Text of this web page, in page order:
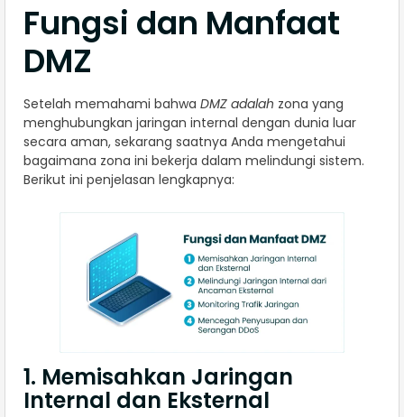
Fungsi dan Manfaat
DMZ
Setelah memahami bahwa DMZ adalah zona yang
menghubungkan jaringan internal dengan dunia luar
secara aman, sekarang saatnya Anda mengetahui
bagaimana zona ini bekerja dalam melindungi sistem.
Berikut ini penjelasan lengkapnya:
1. Memisahkan Jaringan
Internal dan Eksternal